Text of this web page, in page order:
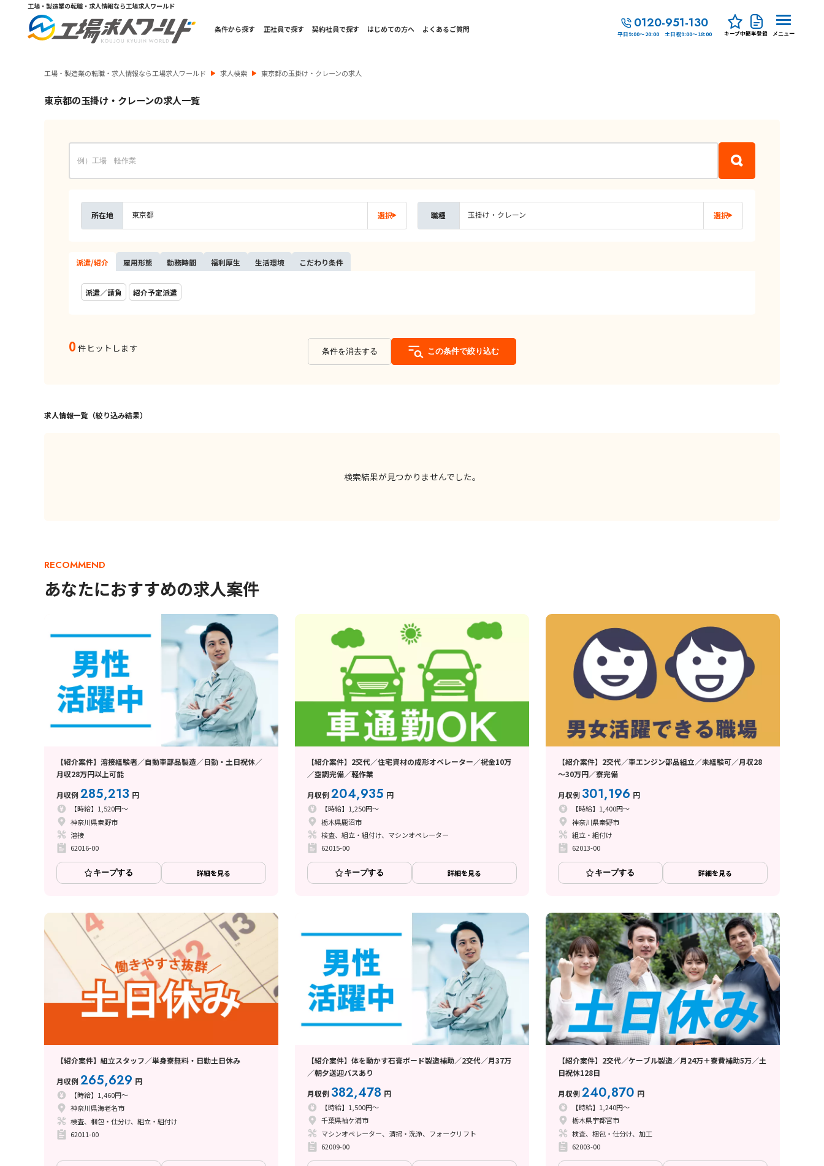
工場・製造業の転職・求人情報なら工場求人ワールド
条件から探す 正社員で探す 契約社員で探す はじめての方へ よくあるご質問 0120-951-130
平日9:00～20:00 土日祝9:00～18:00 キープ中簡単登録 メニュー
工場・製造業の転職・求人情報なら工場求人ワールド 求人検索 東京都の玉掛け・クレーンの求人
東京都の玉掛け・クレーンの求人一覧
所在地 東京都 選択 職種 玉掛け・クレーン 選択
派遣/紹介 雇用形態 勤務時間 福利厚生 生活環境 こだわり条件
派遣／請負 紹介予定派遣
0 件ヒットします 条件を消去する この条件で絞り込む
求人情報一覧（絞り込み結果）
検索結果が見つかりませんでした。
RECOMMEND
あなたにおすすめの求人案件
【紹介案件】溶接経験者／自動車部品製造／日勤・土日祝休／
月収28万円以上可能
月収例285,213 円
【時給】1,520円～
神奈川県秦野市
溶接
62016-00
キープする 詳細を見る
【紹介案件】2交代／住宅資材の成形オペレーター／祝金10万
／空調完備／軽作業
月収例204,935 円
【時給】1,250円～
栃木県鹿沼市
検査、組立・組付け、マシンオペレーター
62015-00
キープする 詳細を見る
【紹介案件】2交代／車エンジン部品組立／未経験可／月収28
～30万円／寮完備
月収例 301,196 円
【時給】1,400円～
神奈川県秦野市
組立・組付け
62013-00
キープする 詳細を見る
【紹介案件】組立スタッフ／単身寮無料・日勤土日休み
月収例265,629 円
【時給】1,460円～
神奈川県海老名市
検査、梱包・仕分け、組立・組付け
62011-00
【紹介案件】体を動かす石膏ボード製造補助／2交代／月37万
／朝夕送迎バスあり
月収例 382,478 円
【時給】1,500円～
千葉県袖ケ浦市
マシンオペレーター、清掃・洗浄、フォークリフト
62009-00
【紹介案件】2交代／ケーブル製造／月24万＋寮費補助5万／土
日祝休128日
月収例240,870 円
【時給】1,240円～
栃木県宇都宮市
検査、梱包・仕分け、加工
62003-00